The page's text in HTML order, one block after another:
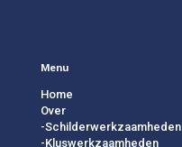
Menu
Home
Over
-Schilderwerkzaamheden
-Kluswerkzaamheden